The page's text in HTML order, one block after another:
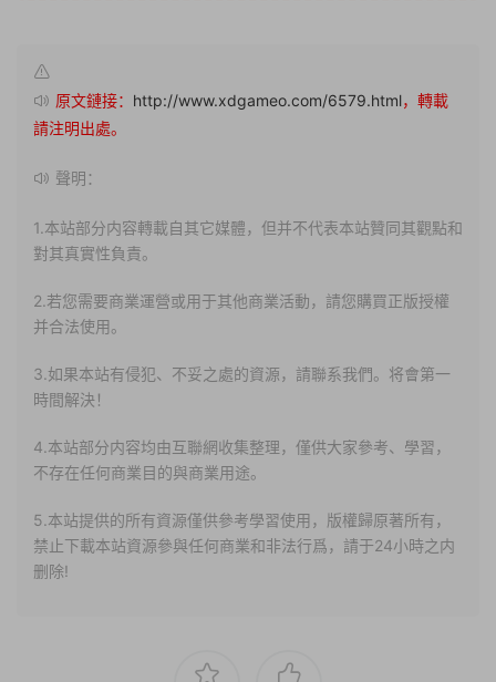
原文鏈接： http://www.xdgameo.com/6579.html，轉載
請注明出處。
聲明：
1.本站部分内容轉載自其它媒體，但并不代表本站贊同其觀點和
對其真實性負責。
2.若您需要商業運營或用于其他商業活動，請您購買正版授權
并合法使用。
3.如果本站有侵犯、不妥之處的資源，請聯系我們。将會第一
時間解決！
4.本站部分内容均由互聯網收集整理，僅供大家參考、學習，
不存在任何商業目的與商業用途。
5.本站提供的所有資源僅供參考學習使用，版權歸原著所有，
禁止下載本站資源參與任何商業和非法行爲，請于24小時之内
删除!